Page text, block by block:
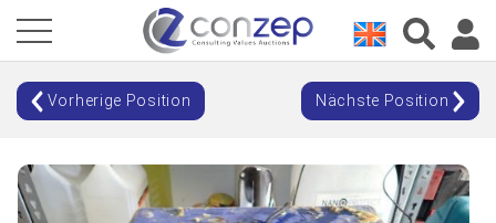
Vorherige Position Nächste Position